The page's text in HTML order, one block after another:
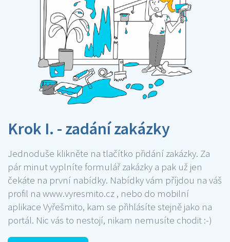
Krok I. - zadání zakázky
Jednoduše klikněte na tlačítko přidání zakázky. Za
pár minut vyplníte formulář zakázky a pak už jen
čekáte na první nabídky. Nabídky vám příjdou na váš
profil na www.vyresmito.cz , nebo do mobilní
aplikace Vyřešmito, kam se přihlásíte stejně jako na
portál. Nic vás to nestojí, nikam nemusíte chodit :-)